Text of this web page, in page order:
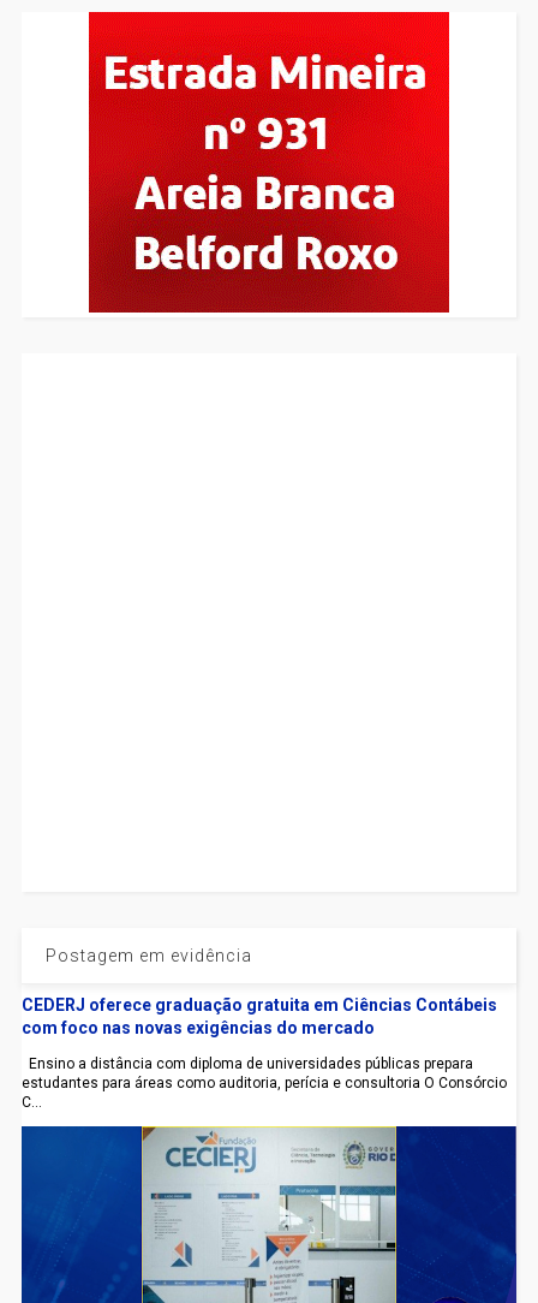
Postagem em evidência
CEDERJ oferece graduação gratuita em Ciências Contábeis
com foco nas novas exigências do mercado
Ensino a distância com diploma de universidades públicas prepara
estudantes para áreas como auditoria, perícia e consultoria O Consórcio
C...